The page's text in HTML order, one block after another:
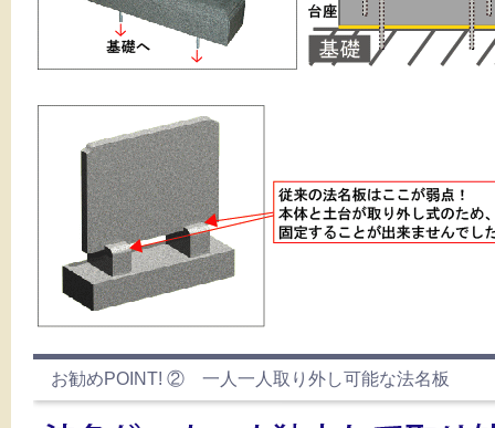
お勧めPOINT! ② 一人一人取り外し可能な法名板